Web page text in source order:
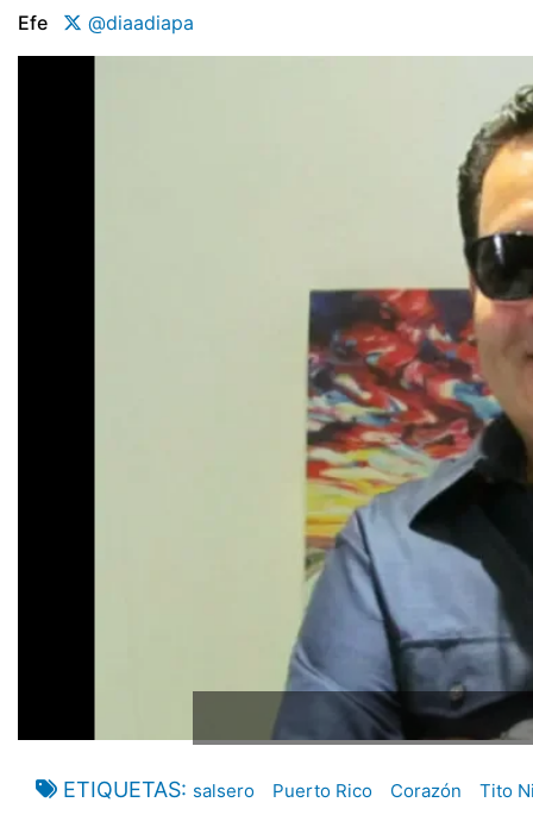
Efe @diaadiapa
ETIQUETAS salsero Puerto Rico Corazón Tito